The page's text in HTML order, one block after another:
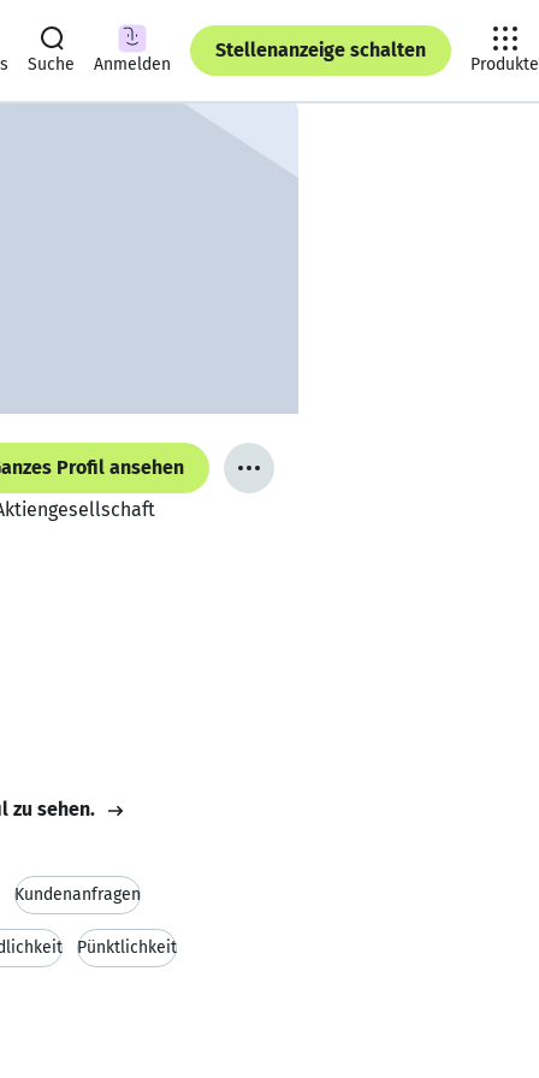
Suche Anmelden
Stellenanzeige schalten
Produkte
Profil ansehen
zu sehen.
Kundenanfragen
Pünktlichkeit